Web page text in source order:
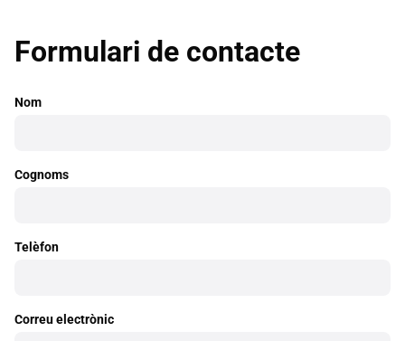
Formulari de contacte
Nom
Cognoms
Telèfon
Correu electrònic